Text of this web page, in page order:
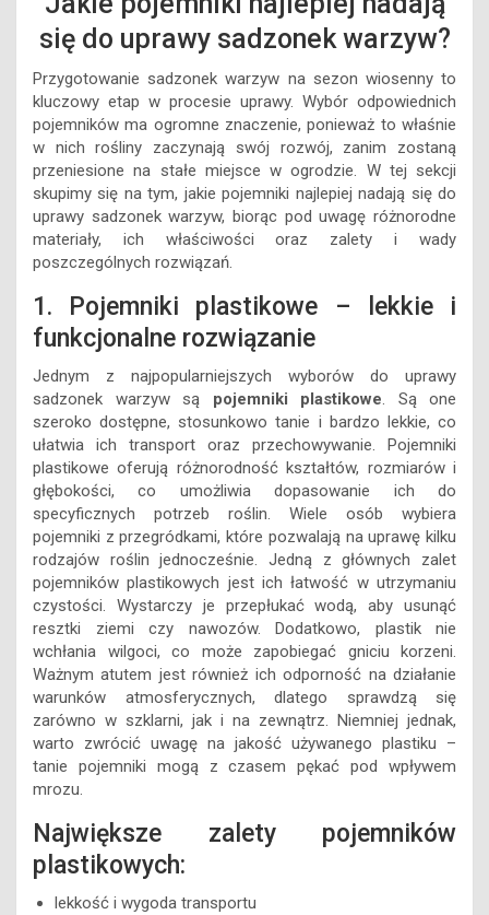
się do uprawy sadzonek warzyw?
Przygotowanie sadzonek warzyw na sezon wiosenny to
kluczowy etap w procesie uprawy. Wybór odpowiednich
pojemników ma ogromne znaczenie, ponieważ to właśnie
w nich rośliny zaczynają swój rozwój, zanim zostaną
przeniesione na stałe miejsce w ogrodzie. W tej sekcji
skupimy się na tym, jakie pojemniki najlepiej nadają się do
uprawy sadzonek warzyw, biorąc pod uwagę różnorodne
materiały, ich właściwości oraz zalety i wady
poszczególnych rozwiązań.
1. Pojemniki plastikowe – lekkie i
funkcjonalne rozwiązanie
Jednym z najpopularniejszych wyborów do uprawy
sadzonek warzyw są pojemniki plastikowe. Są one
szeroko dostępne, stosunkowo tanie i bardzo lekkie, co
ułatwia ich transport oraz przechowywanie. Pojemniki
plastikowe oferują różnorodność kształtów, rozmiarów i
głębokości, co umożliwia dopasowanie ich do
specyficznych potrzeb roślin. Wiele osób wybiera
pojemniki z przegródkami, które pozwalają na uprawę kilku
rodzajów roślin jednocześnie. Jedną z głównych zalet
pojemników plastikowych jest ich łatwość w utrzymaniu
czystości. Wystarczy je przepłukać wodą, aby usunąć
resztki ziemi czy nawozów. Dodatkowo, plastik nie
wchłania wilgoci, co może zapobiegać gniciu korzeni.
Ważnym atutem jest również ich odporność na działanie
warunków atmosferycznych, dlatego sprawdzą się
zarówno w szklarni, jak i na zewnątrz. Niemniej jednak,
warto zwrócić uwagę na jakość używanego plastiku –
tanie pojemniki mogą z czasem pękać pod wpływem
mrozu.
Największe zalety pojemników
plastikowych:
lekkość i wygoda transportu